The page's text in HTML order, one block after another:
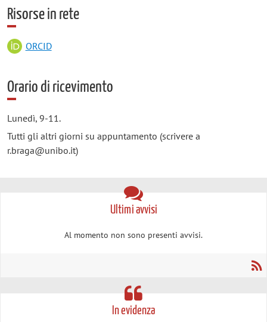
Risorse in rete
ORCID
Orario di ricevimento
Lunedì, 9-11.
Tutti gli altri giorni su appuntamento (scrivere a
r.braga@unibo.it)
Ultimi avvisi
Al momento non sono presenti avvisi.
In evidenza